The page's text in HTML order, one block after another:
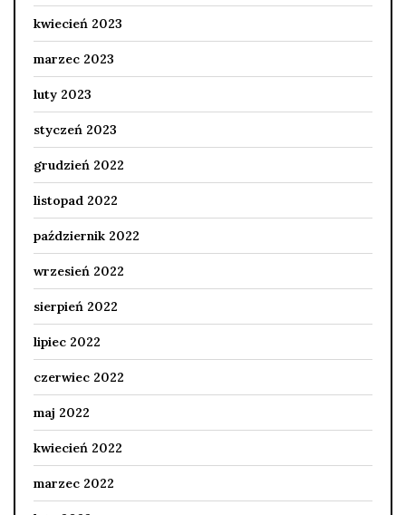
kwiecień 2023
marzec 2023
luty 2023
styczeń 2023
grudzień 2022
listopad 2022
październik 2022
wrzesień 2022
sierpień 2022
lipiec 2022
czerwiec 2022
maj 2022
kwiecień 2022
marzec 2022